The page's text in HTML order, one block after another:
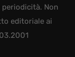
Non
editoriale ai